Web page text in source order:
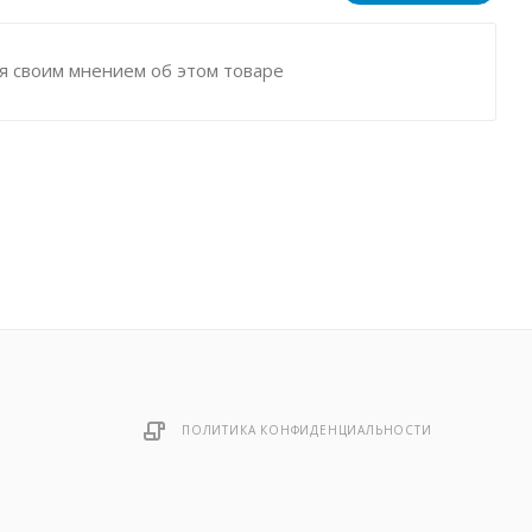
своим мнением об этом товаре
ПОЛИТИКА КОНФИДЕНЦИАЛЬНОСТИ